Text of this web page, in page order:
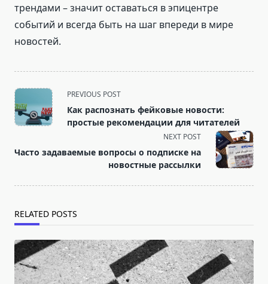
трендами – значит оставаться в эпицентре
событий и всегда быть на шаг впереди в мире
новостей.
<span
class="nav-
subtitle
reader-
PREVIOUS POST
Как распознать фейковые новости:
простые рекомендации для читателей
NEXT POST
Часто задаваемые вопросы о подписке на
новостные рассылки
RELATED POSTS